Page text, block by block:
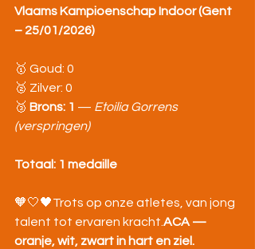
Vlaams Kampioenschap Indoor (Gent
– 25/01/2026)
🥇 Goud: 0
🥈 Zilver: 0
🥉 Brons: 1 — Etoilia Gorrens
(verspringen)
Totaal: 1 medaille
🧡🤍🖤Trots op onze atletes, van jong
talent tot ervaren kracht.ACA —
oranje, wit, zwart in hart en ziel.